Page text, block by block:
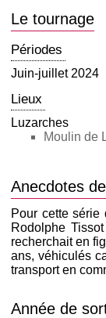
Le tournage
Périodes
Juin-juillet 2024
Lieux
Luzarches
Moulin de
Anecdotes
Pour cette série
Rodolphe
recherchait en
ans, véhiculés
transport en
Année de